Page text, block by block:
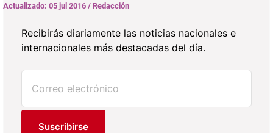
Actualizado: 05 jul 2016 / Redacción
Recibirás diariamente las noticias nacionales e
internacionales más destacadas del día.
Suscribirse